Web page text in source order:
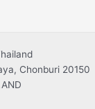
Chonburi 20150